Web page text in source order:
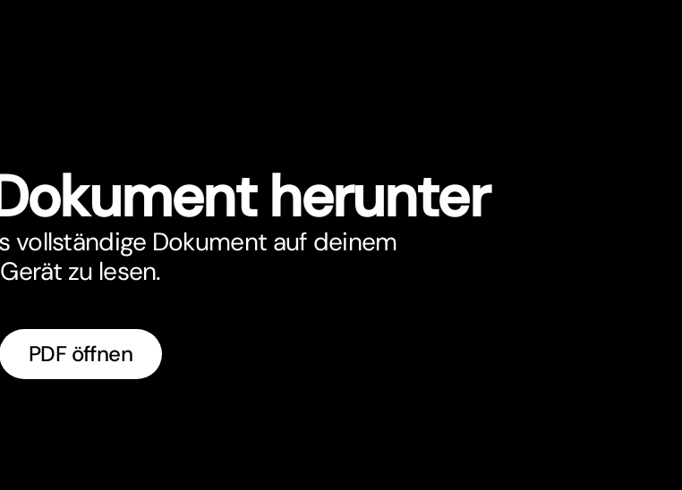
herunter
vollständige Dokument auf deinem
Gerät zu lesen.
PDF öffnen